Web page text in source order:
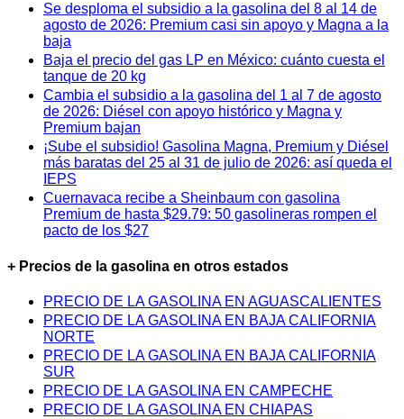
Se desploma el subsidio a la gasolina del 8 al 14 de
agosto de 2026: Premium casi sin apoyo y Magna a la
baja
Baja el precio del gas LP en México: cuánto cuesta el
tanque de 20 kg
Cambia el subsidio a la gasolina del 1 al 7 de agosto
de 2026: Diésel con apoyo histórico y Magna y
Premium bajan
¡Sube el subsidio! Gasolina Magna, Premium y Diésel
más baratas del 25 al 31 de julio de 2026: así queda el
IEPS
Cuernavaca recibe a Sheinbaum con gasolina
Premium de hasta $29.79: 50 gasolineras rompen el
pacto de los $27
+ Precios de la gasolina en otros estados
PRECIO DE LA GASOLINA EN AGUASCALIENTES
PRECIO DE LA GASOLINA EN BAJA CALIFORNIA
NORTE
PRECIO DE LA GASOLINA EN BAJA CALIFORNIA
SUR
PRECIO DE LA GASOLINA EN CAMPECHE
PRECIO DE LA GASOLINA EN CHIAPAS